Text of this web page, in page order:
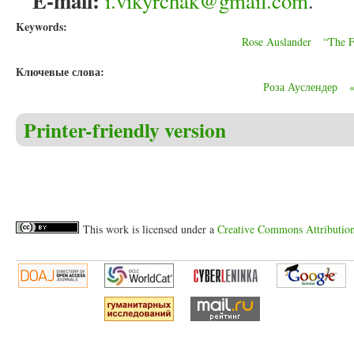
Keywords:
Rose Auslander “The
Ключевые слова:
Роза Ауслендер
Printer-friendly version
This work is licensed under a Creative Commons